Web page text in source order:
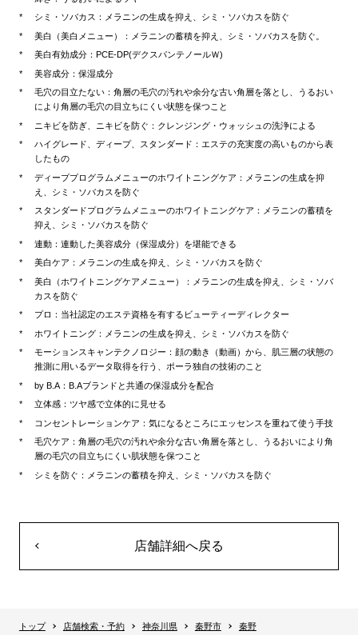
シミ・ソバカス：メラニンの生成を抑え、シミ・ソバカスを防ぐ
美白（美白メニュー）：メラニンの蓄積を抑え、シミ・ソバカスを防ぐ。
美白有効成分：PCE-DP(デクスパンテノールＷ)
美容成分：保湿成分
毛穴の目立たない：角層の毛穴の汚れや余分な古い角層を落とし、うるおい
により角層の毛穴の目立ちにくい状態を保つこと
ニキビを防ぎ、ニキビを防ぐ：クレンジング・ウォッシュの洗浄による
ハイグレード、ディープ、スタンダード：エステの充実度の高いものから表
したもの
ディーププログラムメニューのホワイトニングケア：メラニンの生成を抑
え、シミ・ソバカスを防ぐ
スタンダードプログラムメニューのホワイトニングケア：メラニンの蓄積を
抑え、シミ・ソバカスを防ぐ
連動：連動した美容成分（保湿成分）を堪能できる
美白ケア：メラニンの生成を抑え、シミ・ソバカスを防ぐ
美白（ホワイトニングケアメニュー）：メラニンの生成を抑え、シミ・ソバ
カスを防ぐ
プロ：当社認定のエステ資格を有するビューティーディレクター
ホワイトニング：メラニンの生成を抑え、シミ・ソバカスを防ぐ
モーションスキャンテクノロジー：顔の動き（動画）から、肌三層の状態の
推測に用いるデータ取得を行う、ポーラ独自の技術のこと
by B.A：B.Aブランドと共通の保湿成分を配合
立体感：ツヤ感で立体的に見せる
コンセントレーションケア：気になるところにエッセンスを重ねて使う手技
毛穴ケア：角層の毛穴の汚れや余分な古い角層を落とし、うるおいにより角
層の毛穴の目立ちにくい肌状態を保つこと
シミを防ぐ：メラニンの蓄積を抑え、シミ・ソバカスを防ぐ
店舗詳細へ戻る
トップ 店舗検索・予約 神奈川県 秦野市 秦野